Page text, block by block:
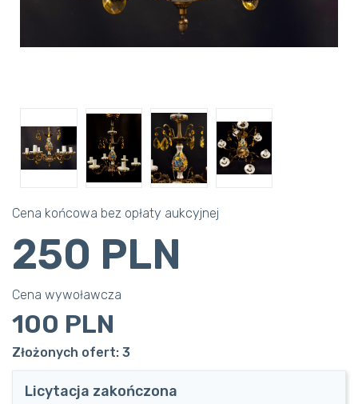
Cena końcowa bez opłaty aukcyjnej
250 PLN
Cena wywoławcza
100 PLN
Złożonych ofert: 3
Licytacja zakończona